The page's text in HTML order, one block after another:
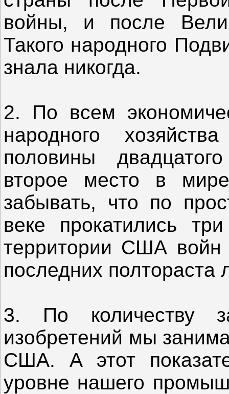
войны, и после
Такого народного
знала никогда.
2. По всем
народного
половины
второе место в
забывать, что по
веке прокатились
территории США
последних полтораста
3. По количеству
изобретений мы
США. А этот
уровне нашего